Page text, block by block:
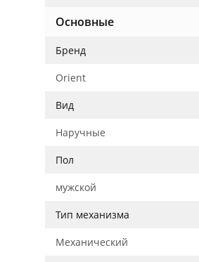
Основные
Бренд
Orient
Вид
Наручные
Пол
мужской
Тип механизма
Механический